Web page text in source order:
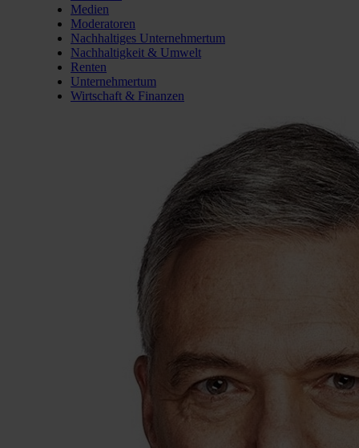
Medien
Moderatoren
Nachhaltiges Unternehmertum
Nachhaltigkeit & Umwelt
Renten
Unternehmertum
Wirtschaft & Finanzen